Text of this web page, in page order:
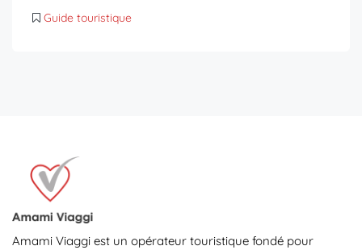
Guide touristique
Amami Viaggi est un opérateur touristique fondé pour